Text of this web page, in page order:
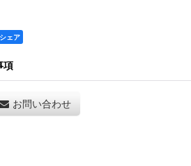
ェア
項
お問い合わせ